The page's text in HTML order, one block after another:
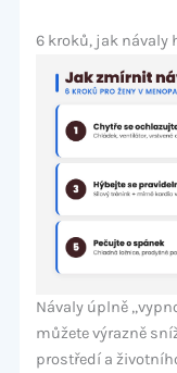
6 kroků, jak návaly
Návaly úplně
můžete výrazně
prostředí a